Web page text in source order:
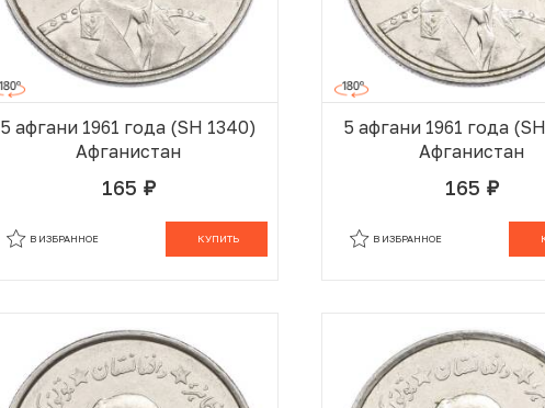
5 афгани 1961 года (SH 1340)
Афганистан
165 руб.
КУПИТЬ
В ИЗБРАННОЕ
5 афгани 1961 года
Афганистан
165 руб.
В ИЗБРАННОЕ